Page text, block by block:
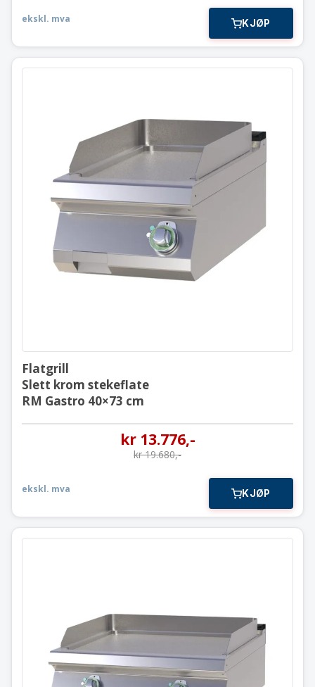
ekskl. mva KJØP
Flatgrill
Slett krom stekeflate
RM Gastro 40×73 cm
Flatgrill
Slett krom stekeflate
RM Gastro 40×73 cm
kr13.776,-
kr19.680,-
ekskl. mva KJØP